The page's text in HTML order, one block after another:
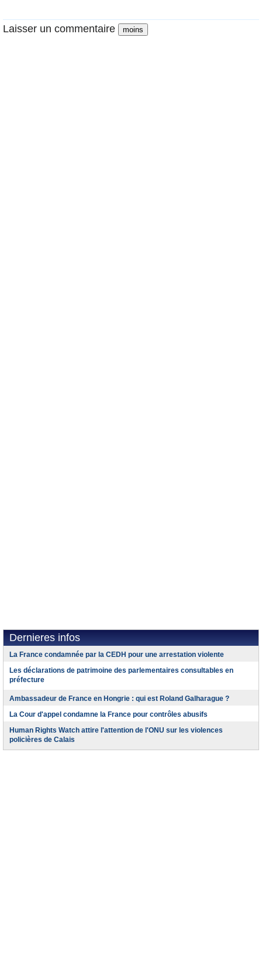
Laisser un commentaire
Dernieres infos
La France condamnée par la CEDH pour une arrestation violente
Les déclarations de patrimoine des parlementaires consultables en
préfecture
Ambassadeur de France en Hongrie : qui est Roland Galharague ?
La Cour d'appel condamne la France pour contrôles abusifs
Human Rights Watch attire l'attention de l'ONU sur les violences
policières de Calais